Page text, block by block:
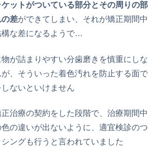
ケットがついている部分とその周りの部
差ができてしまい、それが矯正期間中
な差になるようで…
が詰まりやすい分歯磨きを慎重にしな
、そういった着色汚れを防止する面で
ないといけません
治療の契約をした段階で、治療期間中
の違いが出ないように、適宜検診のつ
ングも行うと言われていました